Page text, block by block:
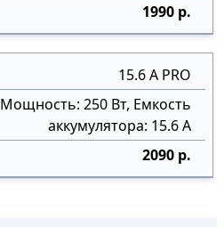
1990 р.
15.6 А PRO
Мощность: 250 Вт, Емкость
аккумулятора: 15.6 А
2090 р.